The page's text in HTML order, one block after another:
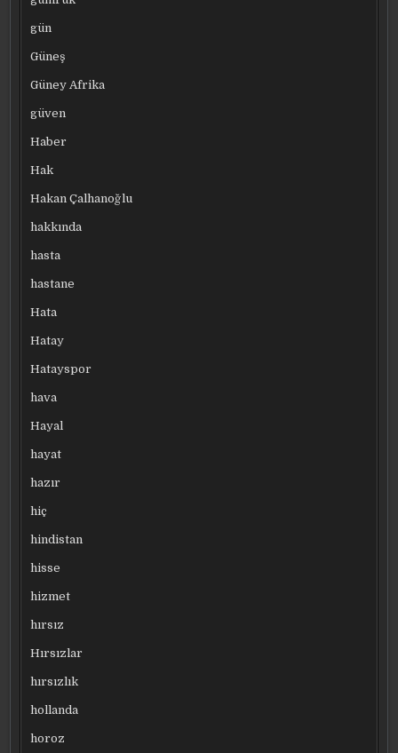
gün
Güneş
Güney Afrika
güven
Haber
Hak
Hakan Çalhanoğlu
hakkında
hasta
hastane
Hata
Hatay
Hatayspor
hava
Hayal
hayat
hazır
hiç
hindistan
hisse
hizmet
hırsız
Hırsızlar
hırsızlık
hollanda
horoz